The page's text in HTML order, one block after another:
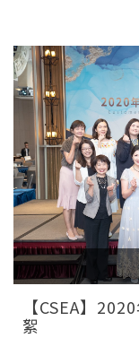
【CSEA】
絮